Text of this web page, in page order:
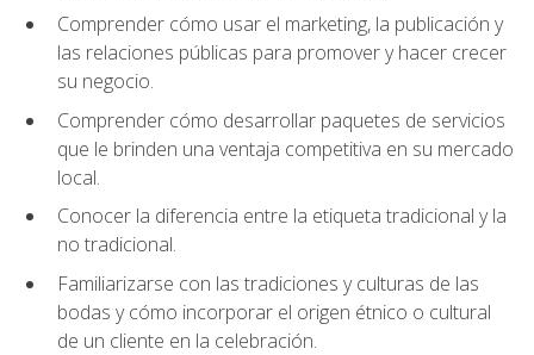
Comprender cómo usar el marketing, la publicación y
las relaciones públicas para promover y hacer crecer
su negocio.
Comprender cómo desarrollar paquetes de servicios
que le brinden una ventaja competitiva en su mercado
local.
Conocer la diferencia entre la etiqueta tradicional y la
no tradicional.
Familiarizarse con las tradiciones y culturas de las
bodas y cómo incorporar el origen étnico o cultural
de un cliente en la celebración.